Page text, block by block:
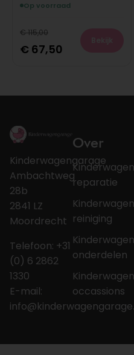
Op voorraad
€115,00
€ 67,50
Kinderwagengarage
Ambachtweg
28b
2841 LZ
Moordrecht
Telefoon: +31
(0) 6 2862
1330
E-mail:
Over
Kinderwagen
reparatie
Kinderwagen
reiniging
Kinderwagen
onderdelen
Kinderwagen
occassions